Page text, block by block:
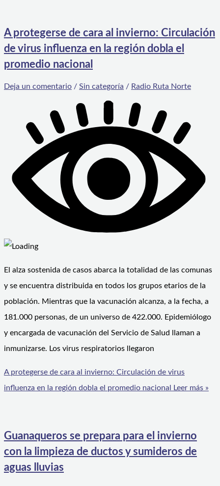
A protegerse de cara al invierno: Circulación
de virus influenza en la región dobla el
promedio nacional
Deja un comentario / Sin categoría / Radio Ruta Norte
El alza sostenida de casos abarca la totalidad de las comunas
y se encuentra distribuida en todos los grupos etarios de la
población. Mientras que la vacunación alcanza, a la fecha, a
181.000 personas, de un universo de 422.000. Epidemiólogo
y encargada de vacunación del Servicio de Salud llaman a
inmunizarse. Los virus respiratorios llegaron
A protegerse de cara al invierno: Circulación de virus
influenza en la región dobla el promedio nacional
Leer más »
Guanaqueros se prepara para el invierno
con la limpieza de ductos y sumideros de
aguas lluvias